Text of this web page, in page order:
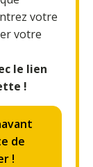
votre
votre
le lien
!
de
!